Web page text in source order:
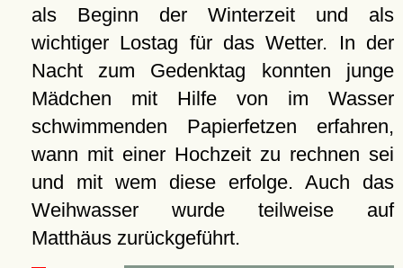
als Beginn der Winterzeit und als
wichtiger Lostag für das Wetter. In der
Nacht zum Gedenktag konnten junge
Mädchen mit Hilfe von im Wasser
schwimmenden Papierfetzen erfahren,
wann mit einer Hochzeit zu rechnen sei
und mit wem diese erfolge. Auch das
Weihwasser wurde teilweise auf
Matthäus zurückgeführt.